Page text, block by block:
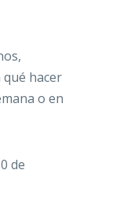
hacer
o en
de